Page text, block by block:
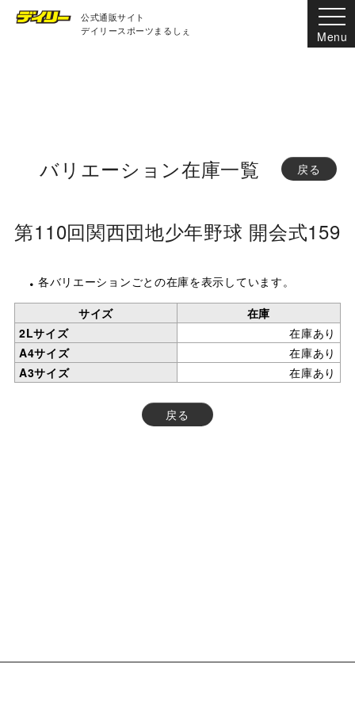
公式通販サイト
デイリースポーツまるしぇ
バリエーション在庫一覧 戻る
第110回関西団地少年野球 開会式159
各バリエーションごとの在庫を表示しています。
サイズ
在庫
2Lサイズ
在庫あり
A4サイズ
在庫あり
A3サイズ
在庫あり
戻る